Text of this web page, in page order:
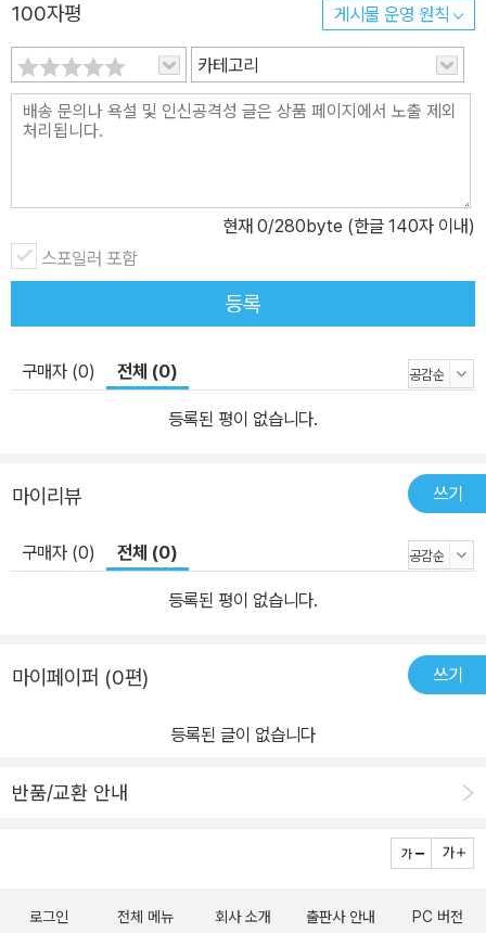
100자평 게시물 운영 원칙
카테고리
현재 0/280byte (한글 140자 이내)
스포일러 포함
등록
구매자 (0) 전체 (0)
등록된 평이 없습니다.
마이리뷰 쓰기
구매자 (0) 전체 (0)
등록된 평이 없습니다.
마이페이퍼 (0편) 쓰기
등록된 글이 없습니다
반품/교환 안내
로그인 전체 메뉴 회사 소개 출판사 안내 PC 버전